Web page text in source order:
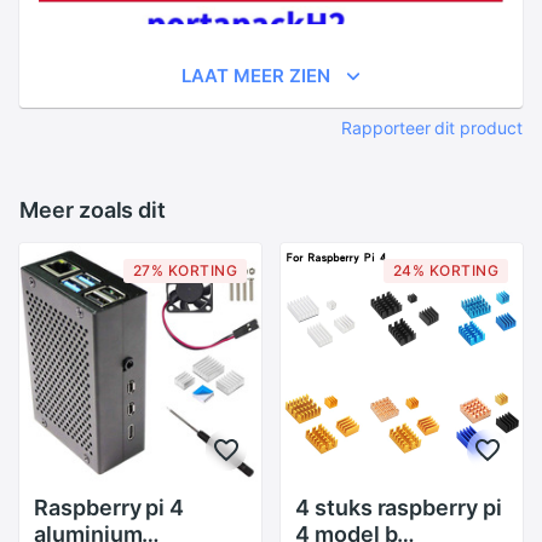
LAAT MEER ZIEN
Rapporteer dit product
Meer zoals dit
27% KORTING
Raspberry pi 4
aluminium
24% KORTING
4 stuks raspberry pi
4 model b